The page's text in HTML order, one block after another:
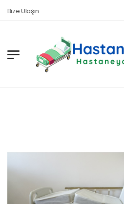
Bize Ulaşın